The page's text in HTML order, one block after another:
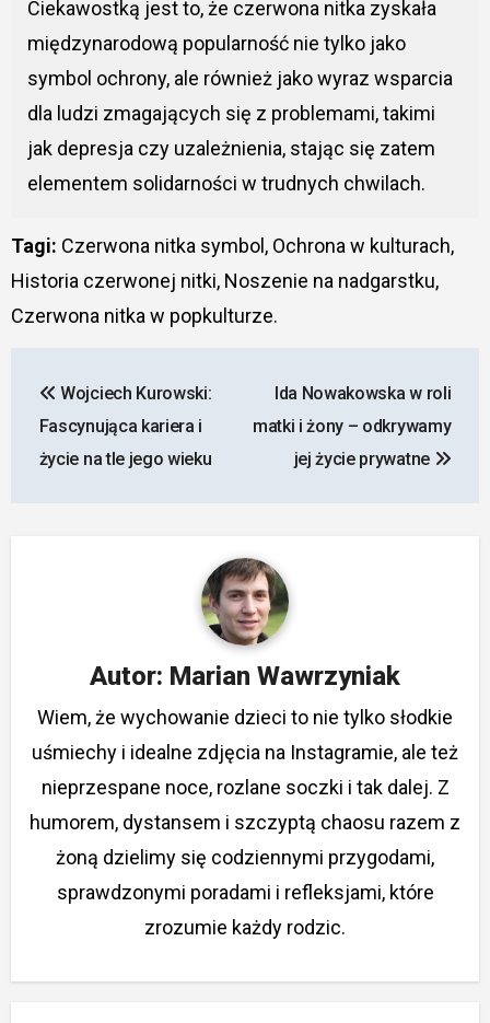
Ciekawostką jest to, że czerwona nitka zyskała
międzynarodową popularność nie tylko jako
symbol ochrony, ale również jako wyraz wsparcia
dla ludzi zmagających się z problemami, takimi
jak depresja czy uzależnienia, stając się zatem
elementem solidarności w trudnych chwilach.
Tagi: Czerwona nitka symbol, Ochrona w kulturach,
Historia czerwonej nitki, Noszenie na nadgarstku,
Czerwona nitka w popkulturze.
wpisu
Wojciech Kurowski:
Fascynująca kariera i
życie na tle jego wieku
Ida Nowakowska w roli
matki i żony – odkrywamy
jej życie prywatne
Autor: Marian Wawrzyniak
Wiem, że wychowanie dzieci to nie tylko słodkie
uśmiechy i idealne zdjęcia na Instagramie, ale też
nieprzespane noce, rozlane soczki i tak dalej. Z
humorem, dystansem i szczyptą chaosu razem z
żoną dzielimy się codziennymi przygodami,
sprawdzonymi poradami i refleksjami, które
zrozumie każdy rodzic.